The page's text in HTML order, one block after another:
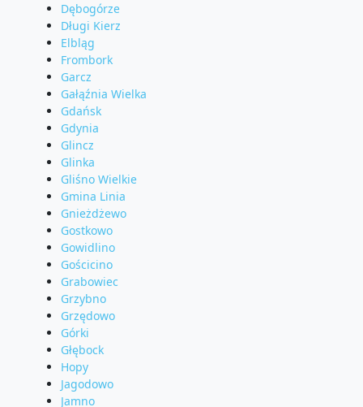
Dębogórze
Długi Kierz
Elbląg
Frombork
Garcz
Gałąźnia Wielka
Gdańsk
Gdynia
Glincz
Glinka
Gliśno Wielkie
Gmina Linia
Gnieżdżewo
Gostkowo
Gowidlino
Gościcino
Grabowiec
Grzybno
Grzędowo
Górki
Głębock
Hopy
Jagodowo
Jamno